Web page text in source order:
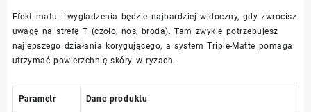
Efekt matu i wygładzenia będzie najbardziej widoczny, gdy zwrócisz
uwagę na strefę T (czoło, nos, broda). Tam zwykle potrzebujesz
najlepszego działania korygującego, a system Triple-Matte pomaga
utrzymać powierzchnię skóry w ryzach.
Parametr Dane produktu